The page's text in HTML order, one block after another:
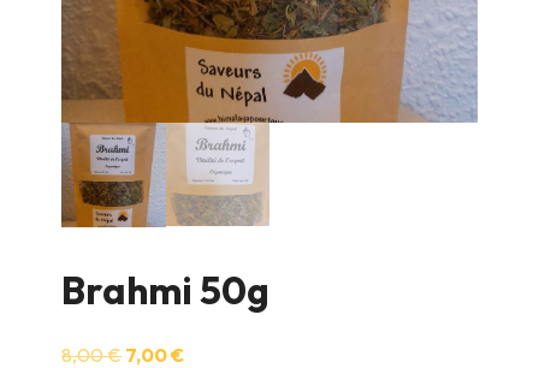
Brahmi 50g
8,00€Le
7,00€Le